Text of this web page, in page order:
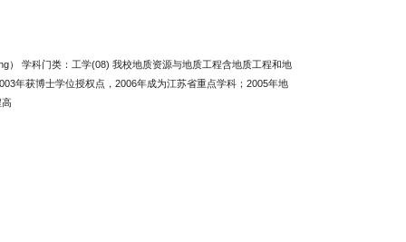
） 学科门类：工学(08) 我校地质资源与地质工程含地质工程和地
年获博士学位授权点，2006年成为江苏省重点学科；2005年地
高